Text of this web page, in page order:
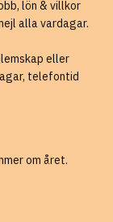
lön & villkor
alla vardagar.
eller
telefontid
om året.